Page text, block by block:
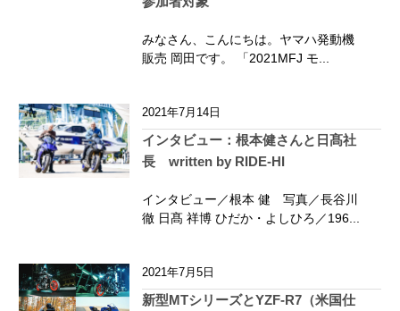
みなさん、こんにちは。ヤマハ発動機
販売 岡田です。 「2021MFJ モ...
2021年7月14日
インタビュー：根本健さんと日髙社
長 written by RIDE-HI
インタビュー／根本 健 写真／長谷川
徹 日髙 祥博 ひだか・よしひろ／196...
2021年7月5日
新型MTシリーズとYZF-R7（米国仕